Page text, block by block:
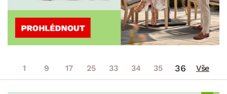
1 9 17 25 33 34 35 36 Vše